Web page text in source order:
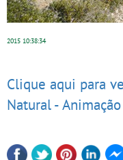
2015 10:38:34
Clique aqui para
Natural -